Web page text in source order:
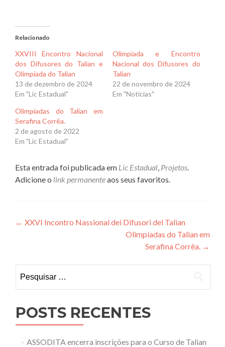
Relacionado
XXVIII Encontro Nacional
dos Difusores do Talian e
Olimpíada do Talian
13 de dezembro de 2024
Em "Lic Estadual"
Olimpíada e Encontro
Nacional dos Difusores do
Talian
22 de novembro de 2024
Em "Notícias"
Olimpíadas do Talian em
Serafina Corrêa.
2 de agosto de 2022
Em "Lic Estadual"
Esta entrada foi publicada em Lic Estadual Projetos
Adicione o link permanenteaos seus favoritos.
Navegação
← XXVI Incontro Nassional dei Difusori del Talian
Olimpíadas do Talian em
Serafina Corrêa. →
por:
POSTS RECENTES
ASSODITA encerra inscrições para o Curso de Talian